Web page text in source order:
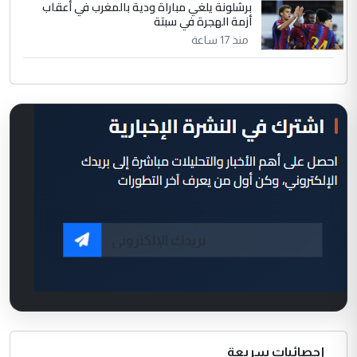
برشلونة يلغي مباراة ودية بالمغرب في أعقاب
أزمة الهجرة في سبتة
منذ 17 ساعة
إحصائيات سريعة